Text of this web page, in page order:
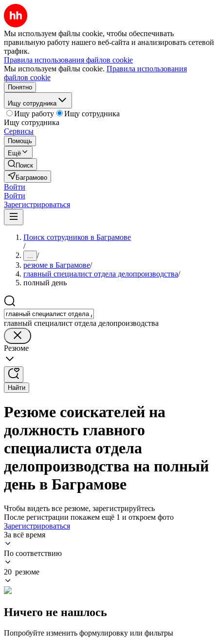
Мы используем файлы cookie, чтобы обеспечивать
правильную работу нашего веб-сайта и анализировать сетевой
трафик.
Правила использования файлов cookie
Мы используем файлы cookie. Правила использования
файлов cookie
Понятно
Ищу сотрудника
Ищу работу
Ищу сотрудника
Ищу сотрудника
Сервисы
Помощь
Ещё
Поиск
Баграмово
Войти
Войти
Зарегистрироваться
Поиск сотрудников в Баграмове
/
... /
резюме в Баграмове/
главный специалист отдела делопроизводства/
полный день
главный специалист отдела делопроизводства
Резюме
Найти
Резюме соискателей на
должность главного
специалиста отдела
делопроизводства на полный
день в Баграмове
Чтобы видеть все резюме, зарегистрируйтесь
После регистрации покажем ещё 1 и откроем фото
Зарегистрироваться
За всё время
По соответствию
20 резюме
Ничего не нашлось
Попробуйте изменить формулировку или фильтры